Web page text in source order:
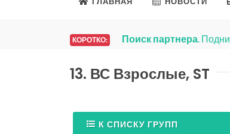
КОРОТКО: Поиск партнера.
13. ВС Взрослые, ST
К СПИСКУ ГРУПП